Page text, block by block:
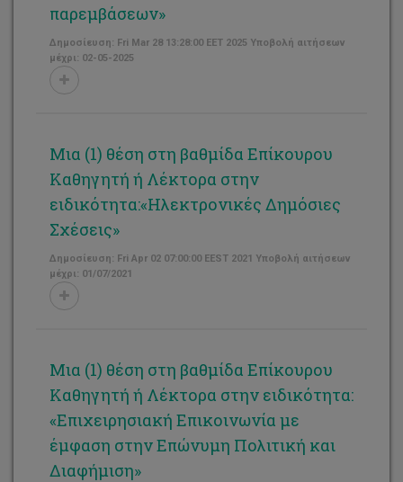
παρεμβάσεων»
Δημοσίευση: Fri Mar 28 13:28:00 EET 2025 Υποβολή αιτήσεων
μέχρι: 02-05-2025
Μια (1) θέση στη βαθμίδα Επίκουρου
Καθηγητή ή Λέκτορα στην
ειδικότητα:«Ηλεκτρονικές Δημόσιες
Σχέσεις»
Δημοσίευση: Fri Apr 02 07:00:00 EEST 2021 Υποβολή αιτήσεων
μέχρι: 01/07/2021
Μια (1) θέση στη βαθμίδα Επίκουρου
Καθηγητή ή Λέκτορα στην ειδικότητα:
«Επιχειρησιακή Επικοινωνία με
έμφαση στην Επώνυμη Πολιτική και
Διαφήμιση»